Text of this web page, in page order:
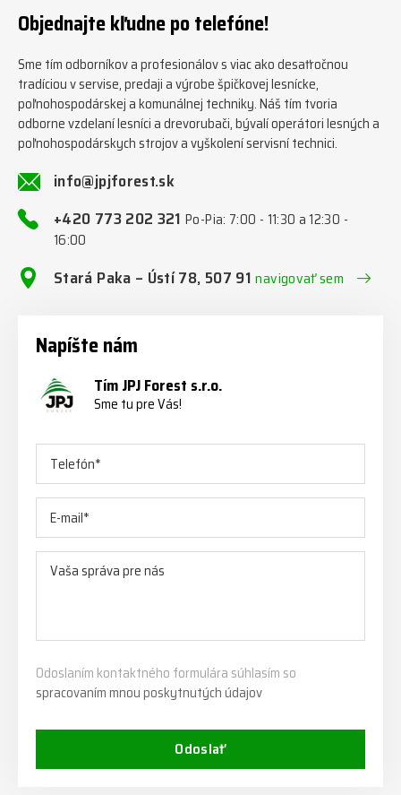
#firewoodproduction
#firewood #deitmer
Objednajte kľudne po telefóne!
Sme tím odborníkov a profesionálov s viac ako desaťročnou
tradíciou v servise, predaji a výrobe špičkovej lesnícke,
poľnohospodárskej a komunálnej techniky. Náš tím tvoria
odborne vzdelaní lesníci a drevorubači, bývalí operátori lesných a
poľnohospodárskych strojov a vyškolení servisní technici.
info@jpjforest.sk
+420 773 202 321Po-Pia: 7:00 - 11:30 a 12:30 -
16:00
Stará Paka – Ústí 78, 507 91navigovať sem
Napíšte nám
Tím JPJ Forest s.r.o.
Sme tu pre Vás!
Odoslaním kontaktného formulára súhlasím so
spracovaním mnou poskytnutých údajov
Odoslať